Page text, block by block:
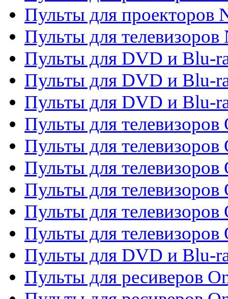
Пульты для проекторов
Пульты для телевизоров
Пульты для DVD и Blu-
Пульты для DVD и Blu-
Пульты для DVD и Blu-
Пульты для телевизоров
Пульты для телевизоров
Пульты для телевизоров
Пульты для телевизоров
Пульты для телевизоров
Пульты для телевизоров
Пульты для DVD и Blu-
Пульты для ресиверов